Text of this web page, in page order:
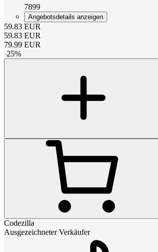
7899
Angebotsdetails anzeigen
59.83 EUR
59.83 EUR
79.99 EUR
-25%
Codezilla
Ausgezeichneter Verkäufer